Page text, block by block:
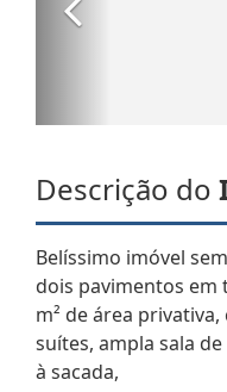
Descrição do
Belíssimo imóvel
dois pavimentos em
m² de área
suítes, ampla sala
à sacada,